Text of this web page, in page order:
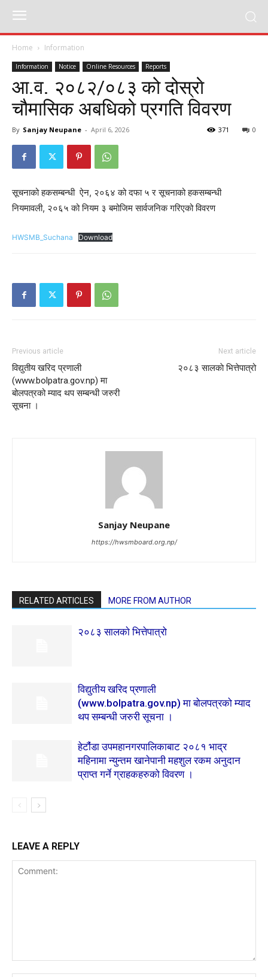
Home Information
Information Notice Online Resources Reports
आ‍.व. २०८२/०८३ को दोस्राे
चौमासिक अबधिकाे प्रगति विवरण
By Sanjay Neupane - April 6, 2026 0
371
सूचनाको हकसम्बन्धी ऐन, २०६४ को दफा ५ र सूचनाको हकसम्बन्धी
नियमावली, २०६५ को नियम ३ बमोजिम सार्वजनिक गरिएको विवरण
HWSMB_Suchana Download
Previous article
विद्युतीय खरिद प्रणाली
(www.bolpatra.gov.np) मा
बोलपत्रको म्याद थप सम्बन्धी जरुरी
सूचना ।
Next article
२०८३ सालकाे भित्तेपात्रो
Sanjay Neupane
https://hwsmboard.org.np/
RELATED ARTICLES MORE FROM AUTHOR
२०८३ सालकाे भित्तेपात्रो
विद्युतीय खरिद प्रणाली
(www.bolpatra.gov.np) मा बोलपत्रको म्याद
थप सम्बन्धी जरुरी सूचना ।
हेटाै‌ंंडा उपमहानगरपालिकाबाट २०८१ भाद्र
महिनामा न्युन्तम खानेपानी महशुल रकम अनुदान
प्राप्त गर्ने ग्राहकहरुको विवरण ।
LEAVE A REPLY